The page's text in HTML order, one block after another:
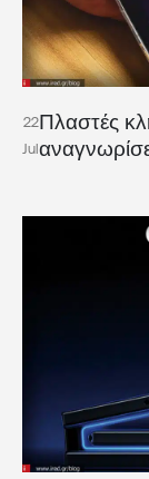
22
Jul
Πλαστές